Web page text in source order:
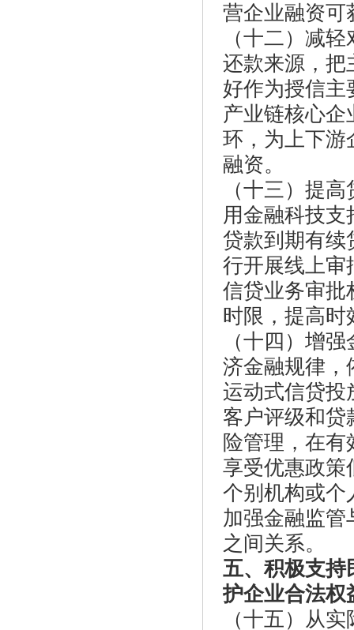
营企业融资可
（十二）减
还款来源，把
好作为授信主
产业链核心
环，为上下游
融资。
（十三）提
用金融科技
贷款到期有续
行开展线上审
信贷业务审批
时限，提高时
（十四）增
济金融规律，
运动式信贷投
客户评级和贷
险管理，在
享受优惠政策
个别机构或个
加强金融监管
之间关系。
五、积极支持
护企业合法权
（十五）从